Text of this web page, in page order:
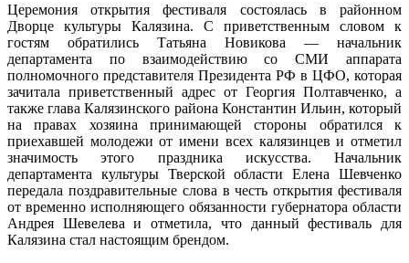
Церемония открытия фестиваля состоялась в районном
Дворце культуры Калязина. С приветственным словом к
гостям обратились Татьяна Новикова — начальник
департамента по взаимодействию со СМИ аппарата
полномочного представителя Президента РФ в ЦФО, которая
зачитала приветственный адрес от Георгия Полтавченко, а
также глава Калязинского района Константин Ильин, который
на правах хозяина принимающей стороны обратился к
приехавшей молодежи от имени всех калязинцев и отметил
значимость этого праздника искусства. Начальник
департамента культуры Тверской области Елена Шевченко
передала поздравительные слова в честь открытия фестиваля
от временно исполняющего обязанности губернатора области
Андрея Шевелева и отметила, что данный фестиваль для
Калязина стал настоящим брендом.